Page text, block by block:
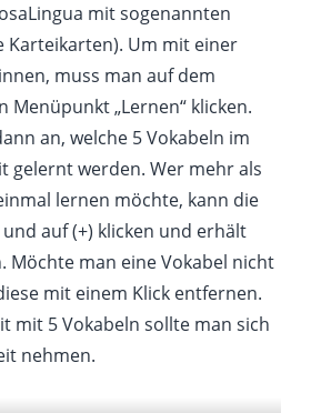
mit sogenannten
Karteikarten). Um mit einer
muss man auf dem
Menüpunkt „Lernen“ klicken.
an, welche 5 Vokabeln im
gelernt werden. Wer mehr als
lernen möchte, kann die
auf (+) klicken und erhält
Möchte man eine Vokabel nicht
mit einem Klick entfernen.
mit 5 Vokabeln sollte man sich
nehmen.